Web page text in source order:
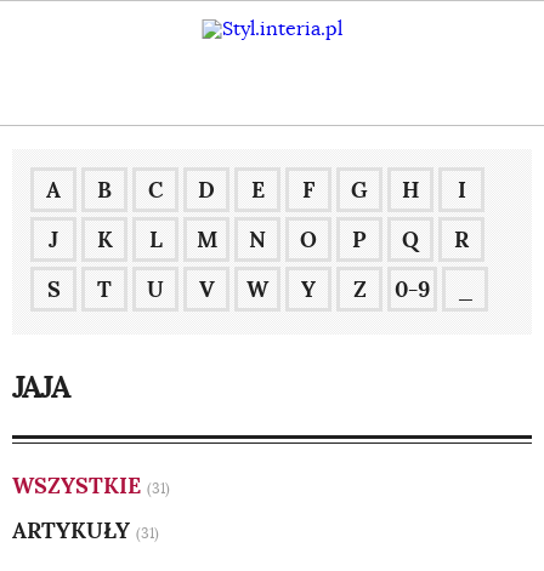
A B C D E F G H
I
J
K L M N O P Q
R
S
T U V W Y Z 0-9
JAJA
WSZYSTKIE (31)
ARTYKUŁY (31)